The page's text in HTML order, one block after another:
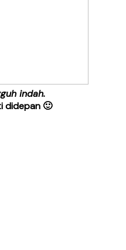
indah.
didepan 🙂